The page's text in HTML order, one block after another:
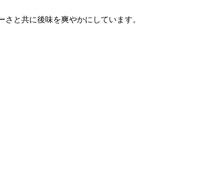
と共に後味を爽やかにしています。